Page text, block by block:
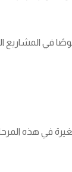
في المشاريع
في هذه